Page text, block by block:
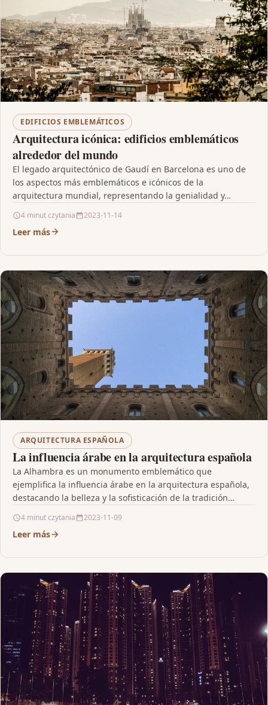
EDIFICIOS EMBLEMÁTICOS
Arquitectura icónica: edificios emblemáticos
alrededor del mundo
El legado arquitectónico de Gaudí en Barcelona es uno de
los aspectos más emblemáticos e icónicos de la
arquitectura mundial, representando la genialidad y…
4 minut czytania 2023-11-14
Leer más
ARQUITECTURA ESPAÑOLA
La influencia árabe en la arquitectura española
La Alhambra es un monumento emblemático que
ejemplifica la influencia árabe en la arquitectura española,
destacando la belleza y la sofisticación de la tradición…
4 minut czytania 2023-11-09
Leer más